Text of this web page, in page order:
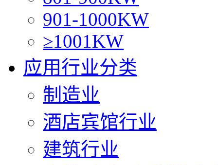
901-1000KW
≥1001KW
应用行业分类
制造业
酒店宾馆行业
建筑行业